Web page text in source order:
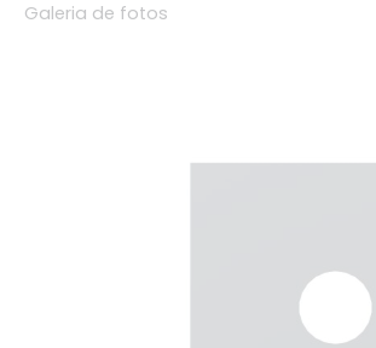
Galeria de fotos